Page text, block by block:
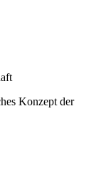
Konzept der